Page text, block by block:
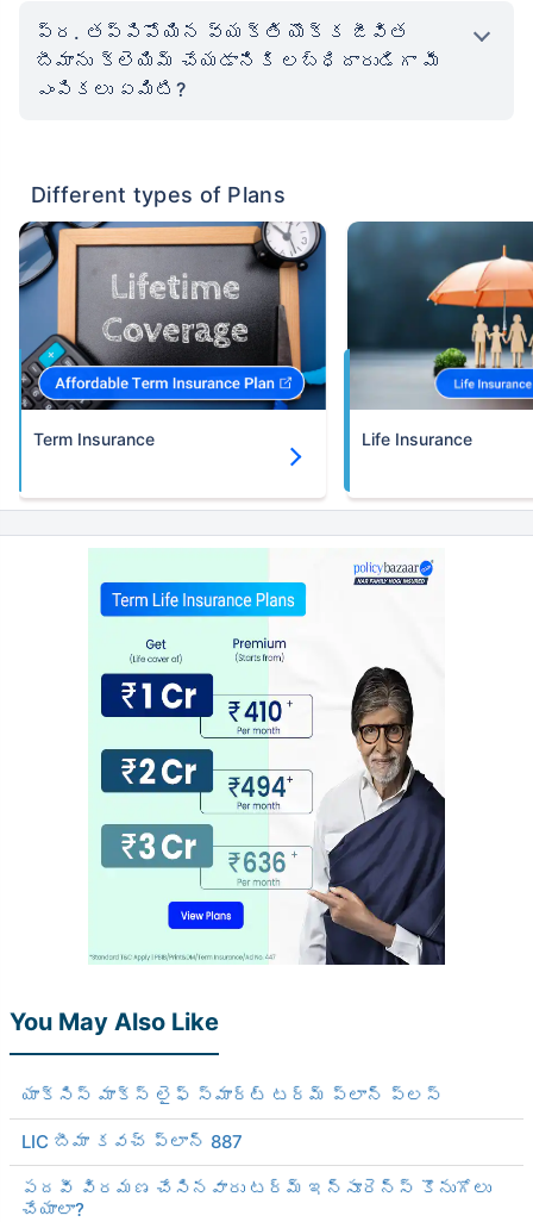
ప్ర. తప్పిపోయిన వ్యక్తి యొక్క జీవిత
బీమాను క్లెయిమ్ చేయడానికి లబ్ధిదారుడిగా మీ
ఎంపికలు ఏమిటి?
Different types of Plans
Term Insurance Life Insurance
You May Also Like
యాక్సిస్ మాక్స్ లైఫ్ స్మార్ట్ టర్మ్ ప్లాన్ ప్లస్
LIC బీమా కవచ్ ప్లాన్ 887
పదవీ విరమణ చేసినవారు టర్మ్ ఇన్సూరెన్స్ కొనుగోలు
చేయాలా?